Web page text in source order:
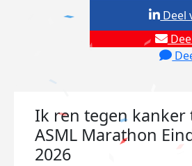
Deel
Ik ren tegen kanker
ASML Marathon
2026